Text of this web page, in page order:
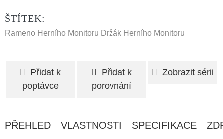
ŠTÍTEK:
Rameno Herního Monitoru Držák Herního Monitoru
Přidat k
poptávce
Přidat k
porovnání
Zobrazit sérii
PŘEHLED VLASTNOSTI SPECIFIKACE